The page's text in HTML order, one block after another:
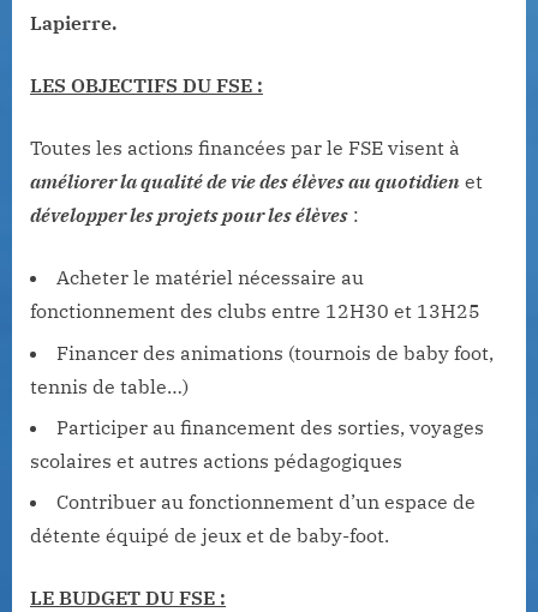
Lapierre.
LES OBJECTIFS DU FSE :
Toutes les actions financées par le FSE visent à
améliorer la qualité de vie des élèves au quotidien et
développer les projets pour les élèves :
Acheter le matériel nécessaire au
fonctionnement des clubs entre 12H30 et 13H25
Financer des animations (tournois de baby foot,
tennis de table…)
Participer au financement des sorties, voyages
scolaires et autres actions pédagogiques
Contribuer au fonctionnement d’un espace de
détente équipé de jeux et de baby-foot.
LE BUDGET DU FSE :